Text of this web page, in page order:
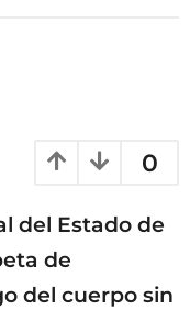
0
del Estado de
de
del cuerpo sin